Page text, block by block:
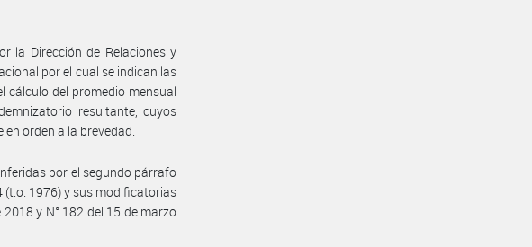
la Dirección de Relaciones y
por el cual se indican las
del promedio mensual
resultante, cuyos
orden a la brevedad.
por el segundo párrafo
(t.o. 1976) y sus modificatorias
y N° 182 del 15 de marzo